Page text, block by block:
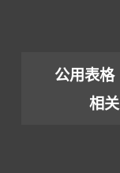
公用表格
相